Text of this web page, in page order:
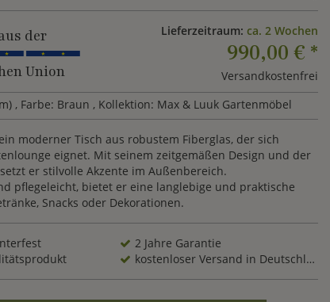
der
Union
Lieferzeitraum: ca. 2 Wochen
990,00 € *
Versandkostenfrei
, Farbe: Braun , Kollektion: Max & Luuk Gartenmöbel
moderner Tisch aus robustem Fiberglas, der sich
eignet. Mit seinem zeitgemäßen Design und der
er stilvolle Akzente im Außenbereich.
pflegeleicht, bietet er eine langlebige und praktische
Snacks oder Dekorationen.
2 Jahre Garantie
kostenloser Versand in Deutschland